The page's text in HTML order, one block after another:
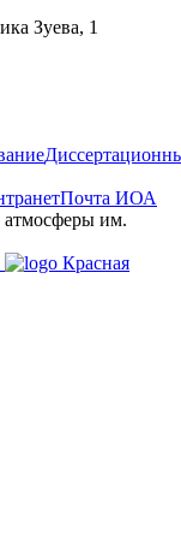
Зуева, 1
Почта ИОА
атмосферы им.
Красная